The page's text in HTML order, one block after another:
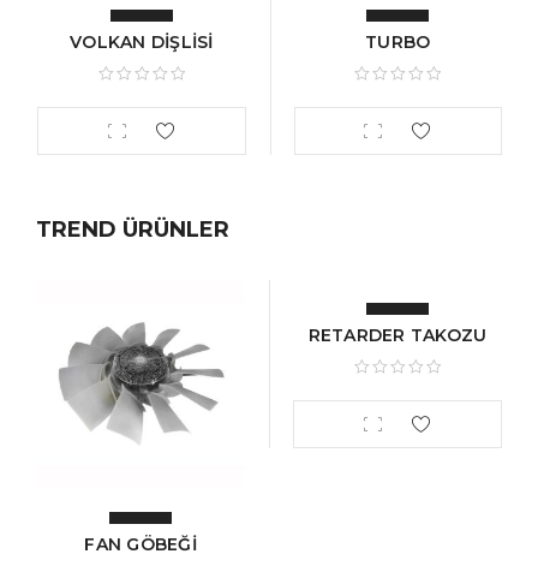
VOLKAN DİŞLİSİ TURBO
TREND ÜRÜNLER
FAN GÖBEĞİ
RETARDER TAKOZU